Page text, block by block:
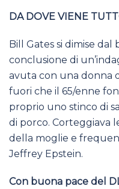
DA DOVE VIENE
Bill Gates si dimise
conclusione di
avuta con una donna
fuori che il 65/enne
proprio uno stinco di
di porco. Corteggiava
della moglie e
Jeffrey Epstein.
Con buona pace del